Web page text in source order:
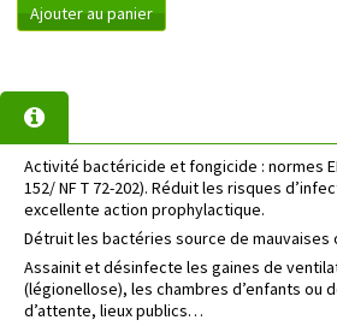
Ajouter au panier
Activité bactéricide et fongicide : normes
152/ NF T 72-202). Réduit les risques
excellente action prophylactique.
Détruit les bactéries source de mauvaises
Assainit et désinfecte les gaines de
(légionellose), les chambres d’enfants ou
d’attente, lieux publics…